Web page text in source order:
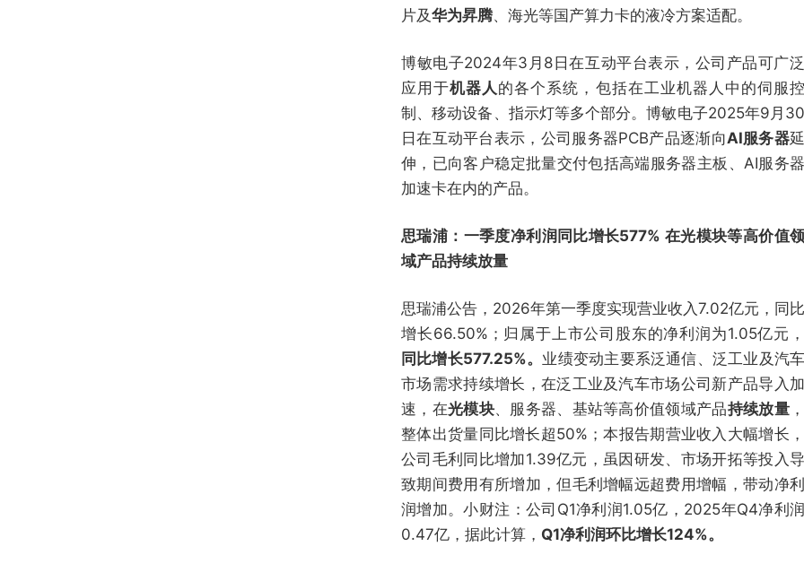
片及华为昇腾、海光等国产算力卡的液冷方案适配。
博敏电子2024年3月8日在互动平台表示，公司产品可广泛
应用于机器人的各个系统，包括在工业机器人中的伺服控
制、移动设备、指示灯等多个部分。博敏电子2025年9月30
日在互动平台表示，公司服务器PCB产品逐渐向AI服务器延
伸，已向客户稳定批量交付包括高端服务器主板、AI服务器
加速卡在内的产品。
思瑞浦：一季度净利润同比增长577% 在光模块等高价值领
域产品持续放量
思瑞浦公告，2026年第一季度实现营业收入7.02亿元，同比
增长66.50%；归属于上市公司股东的净利润为1.05亿元，
同比增长577.25%。 业绩变动主要系泛通信、泛工业及汽车
市场需求持续增长，在泛工业及汽车市场公司新产品导入加
速，在光模块、服务器、基站等高价值领域产品持续放量 ，
整体出货量同比增长超50%；本报告期营业收入大幅增长，
公司毛利同比增加1.39亿元，虽因研发、市场开拓等投入导
致期间费用有所增加，但毛利增幅远超费用增幅，带动净利
润增加。小财注：公司Q1净利润1.05亿，2025年Q4净利润
0.47亿，据此计算， Q1净利润环比增长124%。